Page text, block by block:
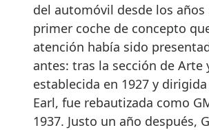
del automóvil desde los años
primer coche de concepto
atención había sido
antes: tras la sección de Arte
establecida en 1927 y
Earl, fue rebautizada como
1937. Justo un año después,